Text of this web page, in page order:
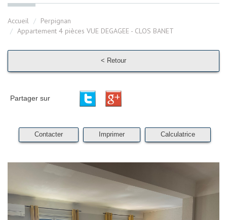
Accueil
Perpignan
Appartement 4 pièces VUE DEGAGEE - CLOS BANET
< Retour
Partager sur
Contacter Imprimer Calculatrice